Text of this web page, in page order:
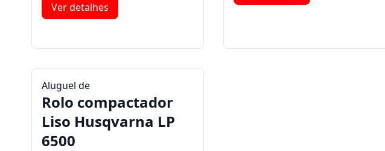
Ver detalhes
Aluguel de
Rolo compactador
Liso Husqvarna LP
6500